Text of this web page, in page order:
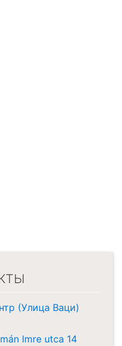
(Улица Ваци)
Imre utca 14